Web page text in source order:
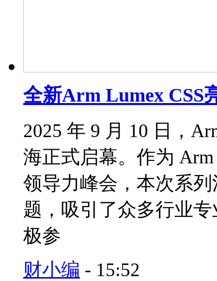
全新Arm Lumex CSS
2025 年 9 月 10 日，
海正式启幕。作为
领导力峰会，本次系
题，吸引了众多行业
极参
财小编 - 15:52